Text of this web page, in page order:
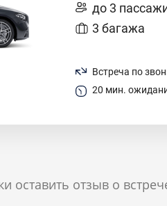
до 3
3 багажа
Встреча по
20 мин.
оставить отзыв о